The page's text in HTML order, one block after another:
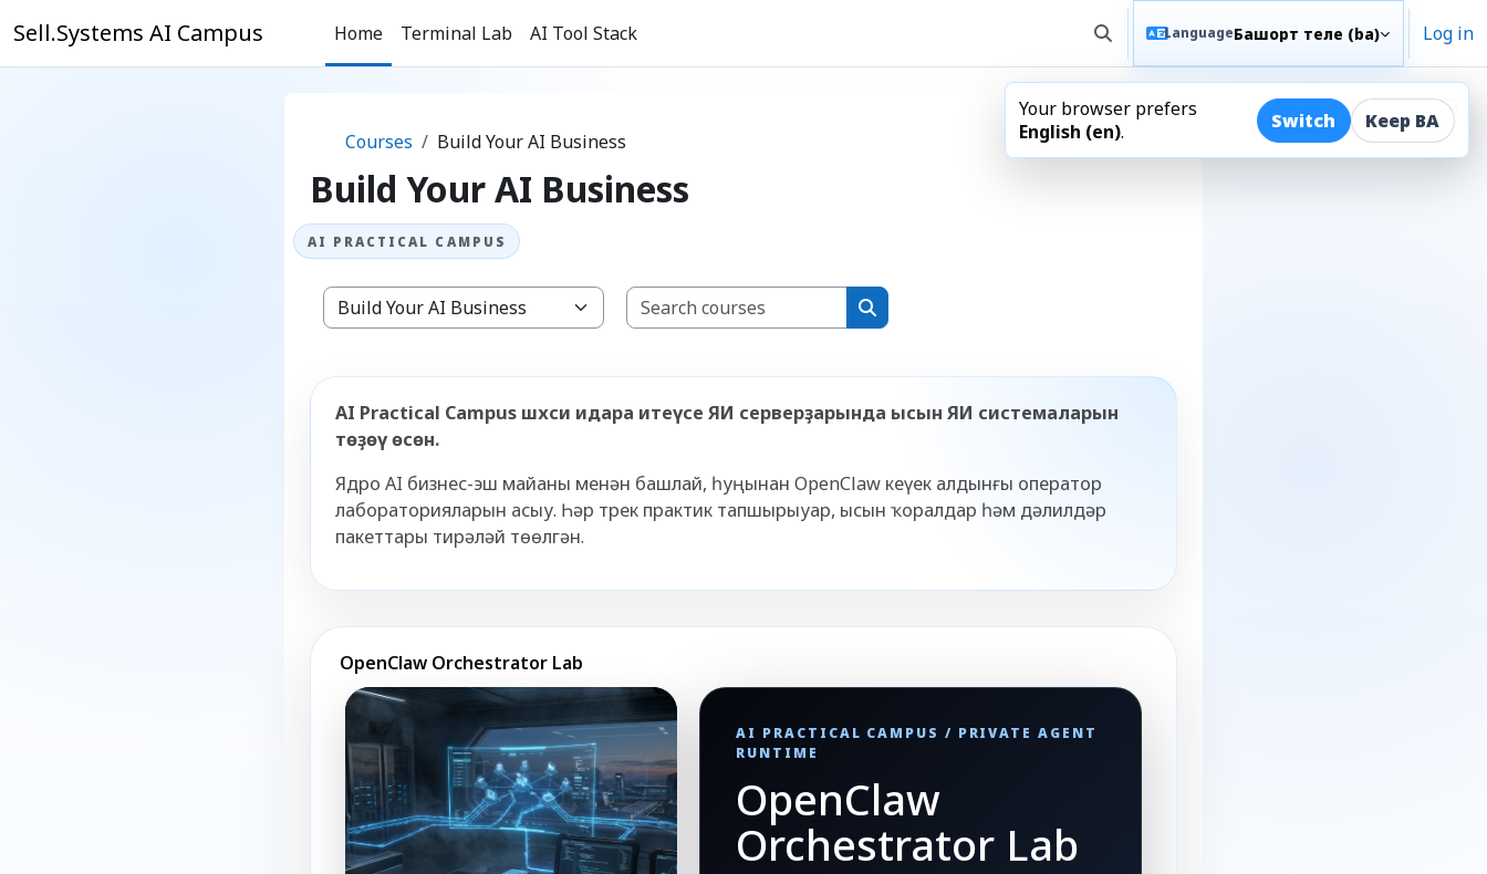
Sell.Systems AI Campus Home Terminal Lab AI Tool Stack Toggle search input
LanguageБашҡорт теле ‎(ba)‎ Log in
Courses
Build Your AI Business
Build Your AI Business
Курс категориялары
Search courses
Search courses
AI Practical Campus шәхси идара итеүсе ЯИ серверҙарында ысын ЯИ системаларын
төҙөү өсөн.
Ядро AI бизнес-эш майҙаны менән башлай, һуңынан OpenClaw кеүек алдынғы оператор
лабораторияларын асыу. Һәр трек практик тапшырыуҙар, ысын ҡоралдар һәм дәлилдәр
пакеттары тирәләй төҙөлгән.
OpenClaw Orchestrator Lab
AI PRACTICAL CAMPUS / PRIVATE AGENT
RUNTIME
OpenClaw
Orchestrator Lab
Your browser prefers
English ‎(en)‎. Switch Keep BA